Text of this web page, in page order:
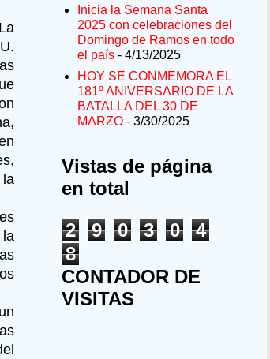
la
Inicia la Semana Santa
2025 con celebraciones del
Domingo de Ramos en todo
el país - 4/13/2025
HOY SE CONMEMORA EL
181º ANIVERSARIO DE LA
BATALLA DEL 30 DE
MARZO - 3/30/2025
Vistas de página
en total
2
9 0 3 0
4
8
CONTADOR DE
VISITAS